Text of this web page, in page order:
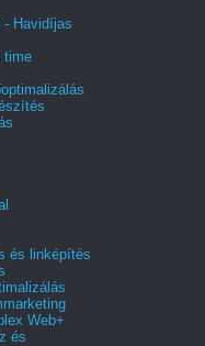
- Havidíjas
time
és linképítés
Web+
és